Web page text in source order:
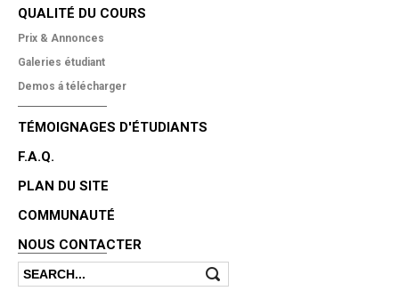
QUALITÉ DU COURS
Prix & Annonces
Galeries étudiant
Demos á télécharger
TÉMOIGNAGES D'ÉTUDIANTS
F.A.Q.
PLAN DU SITE
COMMUNAUTÉ
NOUS CONTACTER
Search form
Search